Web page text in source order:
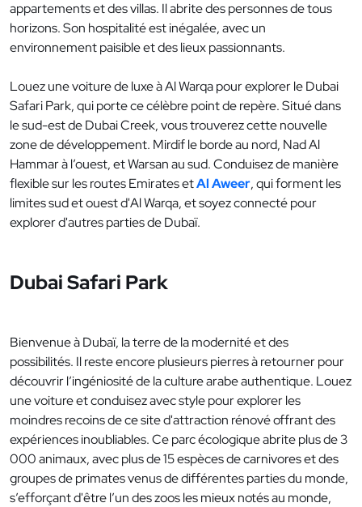
appartements et des villas. Il abrite des personnes de tous
horizons. Son hospitalité est inégalée, avec un
environnement paisible et des lieux passionnants.
Louez une voiture de luxe à Al Warqa pour explorer le Dubai
Safari Park, qui porte ce célèbre point de repère. Situé dans
le sud-est de Dubai Creek, vous trouverez cette nouvelle
zone de développement. Mirdif le borde au nord, Nad Al
Hammar à l’ouest, et Warsan au sud. Conduisez de manière
flexible sur les routes Emirates etAl Aweer, qui forment les
limites sud et ouest d'Al Warqa, et soyez connecté pour
explorer d'autres parties de Dubaï.
Dubai Safari Park
Bienvenue à Dubaï, la terre de la modernité et des
possibilités. Il reste encore plusieurs pierres à retourner pour
découvrir l’ingéniosité de la culture arabe authentique. Louez
une voiture et conduisez avec style pour explorer les
moindres recoins de ce site d'attraction rénové offrant des
expériences inoubliables. Ce parc écologique abrite plus de 3
000 animaux, avec plus de 15 espèces de carnivores et des
groupes de primates venus de différentes parties du monde,
s’efforçant d'être l’un des zoos les mieux notés au monde,